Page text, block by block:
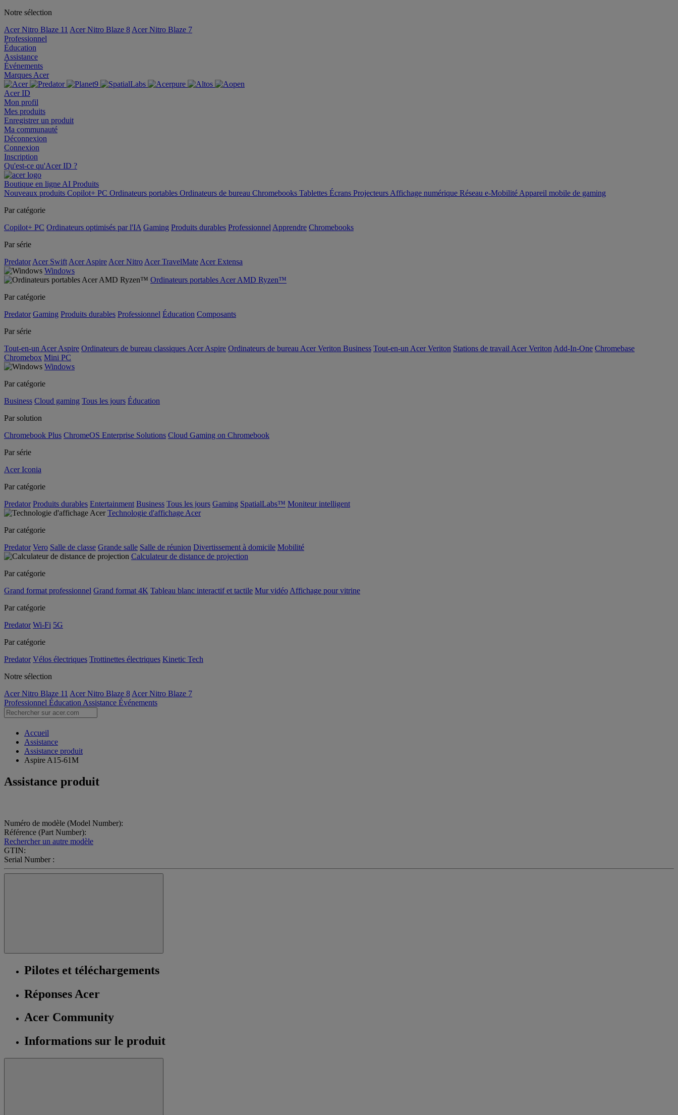
Notre sélection
Acer Nitro Blaze 11 Acer Nitro Blaze 8 Acer Nitro Blaze 7
Professionnel
Éducation
Assistance
Événements
Marques Acer
Acer ID
Mon profil
Mes produits
Enregistrer un produit
Ma communauté
Déconnexion
Connexion
Inscription
Qu'est-ce qu'Acer ID ?
Boutique en ligne AI Produits
Nouveaux produits Copilot+ PC Ordinateurs portables Ordinateurs de bureau Chromebooks Tablettes Écrans Projecteurs Affichage numérique Réseau e-Mobilité Appareil mobile de gaming
Par catégorie
Copilot+ PC Ordinateurs optimisés par l'IA Gaming Produits durables Professionnel Apprendre Chromebooks
Par série
Predator Acer Swift Acer Aspire Acer Nitro Acer TravelMate Acer Extensa
Windows
Ordinateurs portables Acer AMD Ryzen™
Par catégorie
Predator Gaming Produits durables Professionnel Éducation Composants
Par série
Tout-en-un Acer Aspire Ordinateurs de bureau classiques Acer Aspire Ordinateurs de bureau Acer Veriton Business Tout-en-un Acer Veriton Stations de travail Acer Veriton Add-In-One Chromebase
Chromebox Mini PC
Windows
Par catégorie
Business Cloud gaming Tous les jours Éducation
Par solution
Chromebook Plus ChromeOS Enterprise Solutions Cloud Gaming on Chromebook
Par série
Acer Iconia
Par catégorie
Predator Produits durables Entertainment Business Tous les jours Gaming SpatialLabs™ Moniteur intelligent
Technologie d'affichage Acer
Par catégorie
Predator Vero Salle de classe Grande salle Salle de réunion Divertissement à domicile Mobilité
Calculateur de distance de projection
Par catégorie
Grand format professionnel Grand format 4K Tableau blanc interactif et tactile Mur vidéo Affichage pour vitrine
Par catégorie
Predator Wi-Fi 5G
Par catégorie
Predator Vélos électriques Trottinettes électriques Kinetic Tech
Notre sélection
Acer Nitro Blaze 11 Acer Nitro Blaze 8 Acer Nitro Blaze 7
Professionnel Éducation Assistance Événements
Accueil
Assistance
Assistance produit
Aspire A15-61M
Assistance produit
Numéro de modèle (Model Number):
Référence (Part Number):
Rechercher un autre modèle
GTIN:
Serial Number :
Pilotes et téléchargements
Réponses Acer
Acer Community
Informations sur le produit